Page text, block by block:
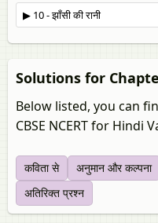
Solutions for Chapter
Below listed, you can
CBSE NCERT for Hindi
कविता से अनुमान और कल्पना
अतिरिक्त प्रश्न